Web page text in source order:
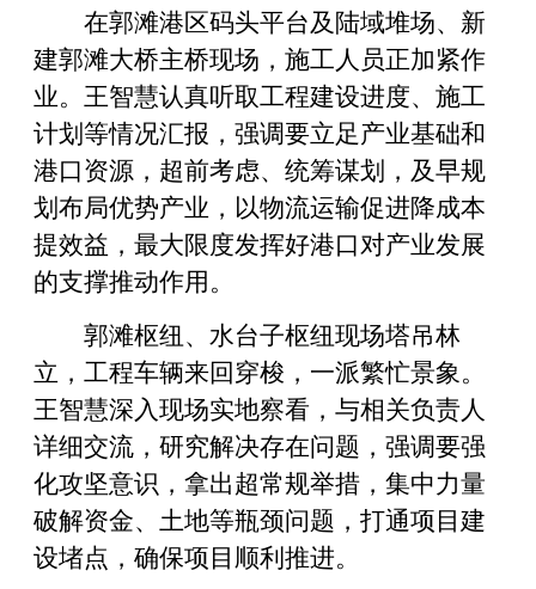
在郭滩港区码头平台及陆域堆场、新
建郭滩大桥主桥现场，施工人员正加紧作
业。王智慧认真听取工程建设进度、施工
计划等情况汇报，强调要立足产业基础和
港口资源，超前考虑、统筹谋划，及早规
划布局优势产业，以物流运输促进降成本
提效益，最大限度发挥好港口对产业发展
的支撑推动作用。
郭滩枢纽、水台子枢纽现场塔吊林
立，工程车辆来回穿梭，一派繁忙景象。
王智慧深入现场实地察看，与相关负责人
详细交流，研究解决存在问题，强调要强
化攻坚意识，拿出超常规举措，集中力量
破解资金、土地等瓶颈问题，打通项目建
设堵点，确保项目顺利推进。